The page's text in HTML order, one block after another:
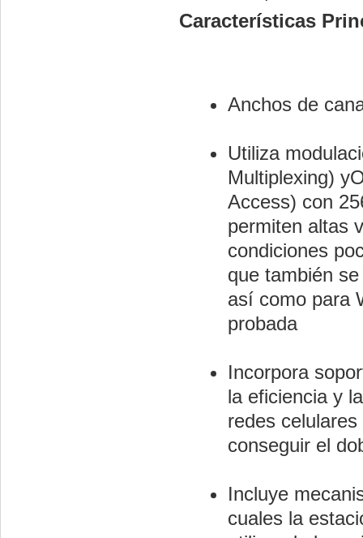
Características
Anchos de
Utiliza
Multiplexing)
Access) con
permiten altas
condiciones
que también
así como para
probada
Incorpora
la eficiencia y
redes
conseguir el
Incluye
cuales la